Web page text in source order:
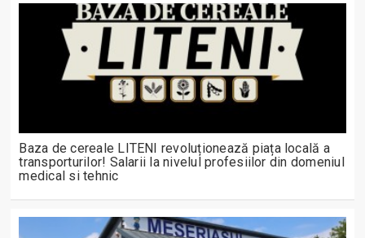
Baza de cereale LITENI revoluționează piața locală a
transporturilor! Salarii la nivelul profesiilor din domeniul
medical si tehnic